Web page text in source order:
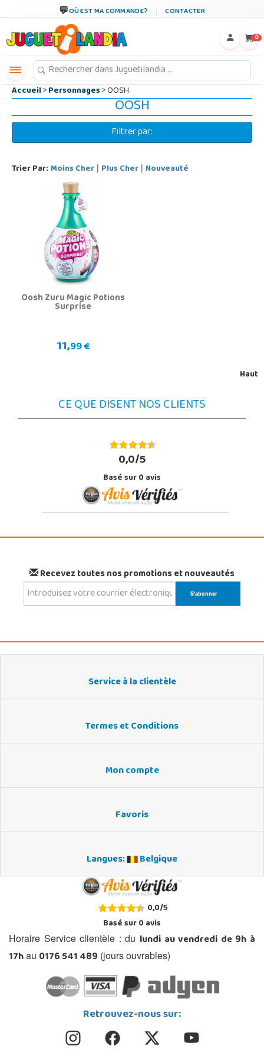
OÙ EST MA COMMANDE? CONTACTER
0
Accueil>Personnages> OOSH
OOSH
Filtrer par:
Trier Par: Moins Cher | Plus Cher | Nouveauté
Oosh Zuru Magic Potions
Surprise
11,99 €
Haut
CE QUE DISENT NOS CLIENTS
0,0/5
Basé sur0avis
Recevez toutes nos promotions et nouveautés
Service à la clientèle
Termes et Conditions
Mon compte
Favoris
Langues: Belgique
0,0/5
Basé sur0avis
Horaire Service clientèle : du lundi au vendredi de 9h à
17hau 0176 541 489 (jours ouvrables)
Retrouvez-nous sur: